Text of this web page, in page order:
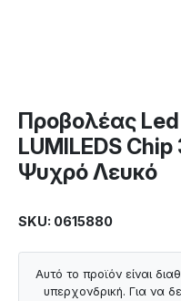
Προβολέας
LUMILEDS
Ψυχρό Λευκό
SKU: 0615880
Αυτό το προϊόν είναι
υπερχονδρική. Για να